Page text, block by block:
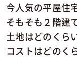
今人気の平屋住
そもそも２階建
土地はどのくら
コストはどのく